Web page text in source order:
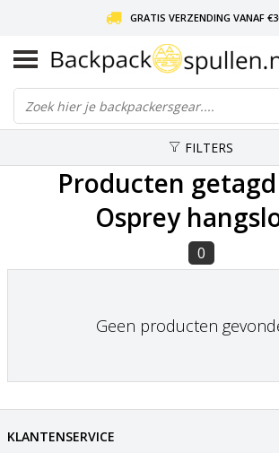
GRATIS VERZENDING VANAF
LIEFDE VOOR BACKPACKEN!
30 DAGEN GRATIS RETOUR
FILTERS
Producten
Osprey
0
Geen producten
KLANTENSERVICE